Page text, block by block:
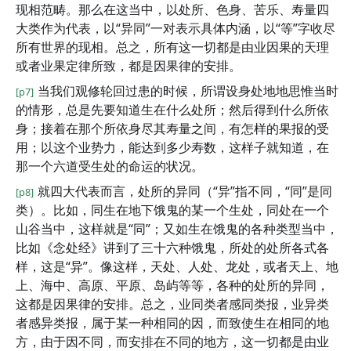
现相范畴。那么在这当中，以处所、色身、苦乐、寿量四
大类作为代表，以“异同”一对表示具体内涵，以“等”字收尽
所有世界的现相。总之，所有这一切都是由业因果的天理
或者业果定律所致，都是因果律的安排。
[p7] 当我们观修轮回过患的时候，所谓设身处地地思惟当时
的情形，总是先要知道生在什么处所；然后得到什么所依
身；接着在那个所依身尽其寿量之间，有怎样的果报的受
用；以这个业势力，能达到多少寿数，这样子就知道，在
那一个六道受生处的命运的状况。
[p8] 就四大代表而言，处所的异同（“异”指不同，“同”是同
类）。比如，同生在地下饿鬼的某一个生处，同处在一个
山谷当中，这样就是“同”；又如生在饿鬼的各种类型当中，
比如《念处经》讲到了三十六种饿鬼，所处的处所各式各
样，这是“异”。像这样，天处、人处、龙处，或者天上、地
上、海中、高原、平原、岛屿等等，各种的处所的异同，
这都是因果律的安排。总之，业同类者感同类报，业异类
者感异类报，属于某一种相同的因，而致使生在相同的地
方，由于因不同，而安排在不同的地方，这一切都是由业